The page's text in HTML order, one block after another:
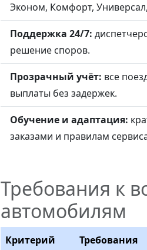
Эконом, Комфорт,
Поддержка 24/7:
решение споров.
Прозрачный учёт: все
выплаты без задержек.
Обучение и адаптация:
заказами и правилам
Требования к
автомобилям
Критерий Требования